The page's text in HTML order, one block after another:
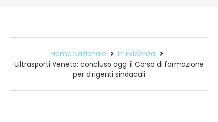
Home Nazionale
in Evidenza
Uiltrasporti Veneto: concluso oggi il Corso di formazione
per dirigenti sindacali